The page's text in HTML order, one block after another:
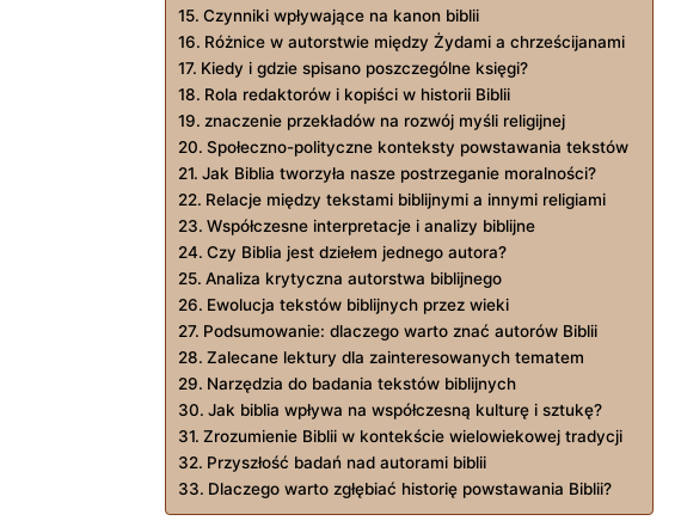
Czynniki wpływające na kanon biblii
Różnice w autorstwie między Żydami a chrześcijanami
Kiedy i gdzie spisano poszczególne księgi?
Rola redaktorów i kopiści w historii Biblii
znaczenie przekładów na rozwój myśli religijnej
Społeczno-polityczne konteksty powstawania tekstów
Jak Biblia tworzyła nasze postrzeganie moralności?
Relacje między tekstami biblijnymi a innymi religiami
Współczesne interpretacje i analizy biblijne
Czy Biblia jest dziełem jednego autora?
Analiza krytyczna autorstwa biblijnego
Ewolucja tekstów biblijnych przez wieki
Podsumowanie: dlaczego warto znać autorów Biblii
Zalecane lektury dla zainteresowanych tematem
Narzędzia do badania tekstów biblijnych
Jak biblia wpływa na współczesną kulturę i sztukę?
Zrozumienie Biblii w kontekście wielowiekowej tradycji
Przyszłość badań nad autorami biblii
Dlaczego warto zgłębiać historię powstawania Biblii?